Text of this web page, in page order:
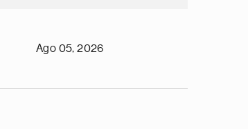
Ago 05, 2026